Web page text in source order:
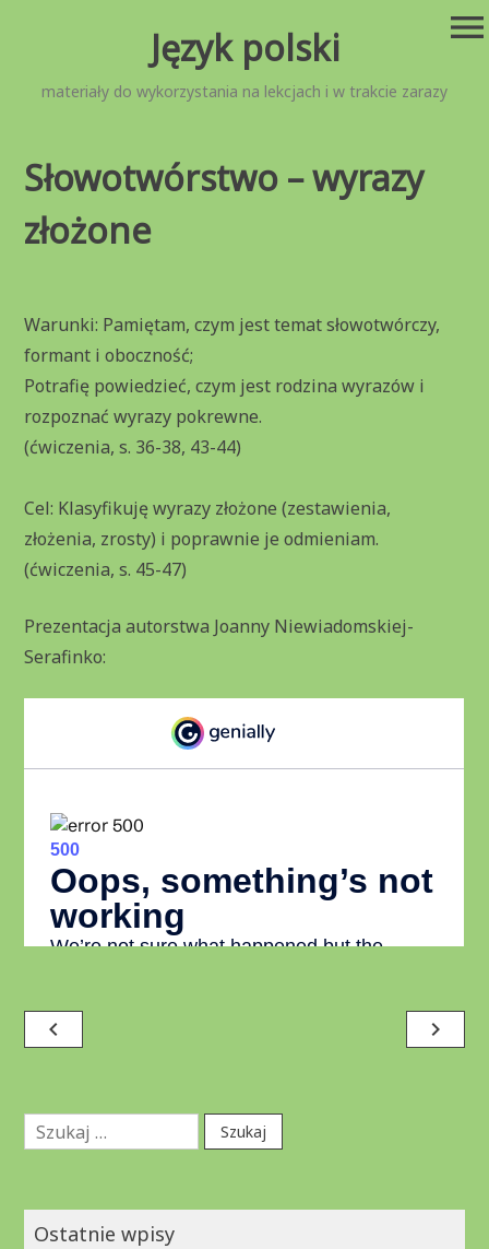
Język polski
materiały do wykorzystania na lekcjach i w trakcie zarazy
menu
Słowotwórstwo – wyrazy
złożone
Warunki: Pamiętam, czym jest temat słowotwórczy,
formant i oboczność;
Potrafię powiedzieć, czym jest rodzina wyrazów i
rozpoznać wyrazy pokrewne.
(ćwiczenia, s. 36-38, 43-44)
Cel: Klasyfikuję wyrazy złożone (zestawienia,
złożenia, zrosty) i poprawnie je odmieniam.
(ćwiczenia, s. 45-47)
Prezentacja autorstwa Joanny Niewiadomskiej-
Serafinko:
Nawigacja
wpisu
navigate_before navigate_next
Szukaj:
Ostatnie wpisy